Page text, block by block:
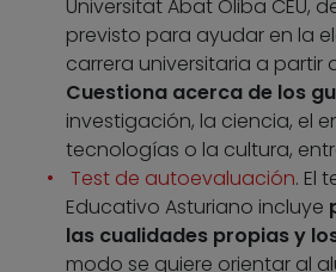
Universitat Abat Oliba CEU,
previsto para ayudar en la
carrera universitaria a partir
Cuestiona acerca de los
investigación, la ciencia, el
tecnologías o la cultura,
Test de autoevaluación. El
Educativo Asturiano incluye
las cualidades propias y
modo se quiere orientar al